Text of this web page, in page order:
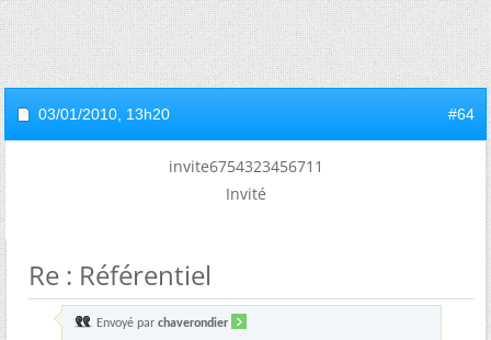
03/01/2010, 13h20 #64
invite6754323456711
Invité
Re : Référentiel
Envoyé par chaverondier